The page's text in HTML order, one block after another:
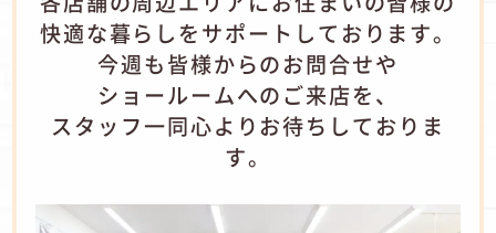
快適な暮らしをサポートしております。
今週も皆様からのお問合せや
ショールームへのご来店を、
スタッフ一同心よりお待ちしておりま
す。